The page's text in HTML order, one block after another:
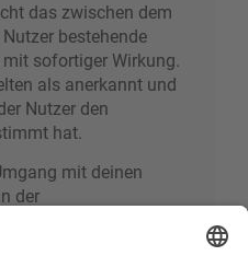
das zwischen dem
bestehende
sofortiger Wirkung.
als anerkannt und
Nutzer den
hat.
mit deinen
der